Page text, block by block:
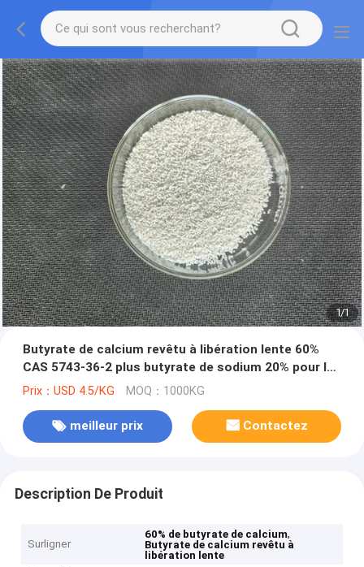
1/1
Butyrate de calcium revêtu à libération lente 60%
CAS 5743-36-2 plus butyrate de sodium 20% pour les
porcs
Prix：USD 4.5/KG MOQ：1000KG
meilleur prix Contactez
Description De Produit
Surligner
60% de butyrate de calcium,
Butyrate de calcium revêtu à
libération lente